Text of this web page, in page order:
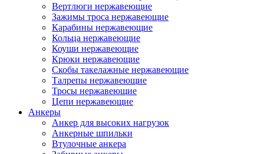
Вертлюги нержавеющие
Зажимы троса нержавеющие
Карабины нержавеющие
Кольца нержавеющие
Коуши нержавеющие
Крюки нержавеющие
Скобы такелажные нержавеющие
Талрепы нержавеющие
Тросы нержавеющие
Цепи нержавеющие
Анкеры
Анкер для высоких нагрузок
Анкерные шпильки
Втулочные анкера